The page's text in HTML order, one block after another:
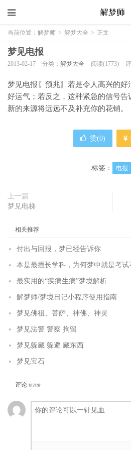
当前位置： 解梦师 > 解梦大全 > 正文
梦见电报
2013-02-17 分类： 解梦大全 阅读(1773)
梦见电报〖预兆〗若是令人高兴的
好运气；若反之，这种紧急的信号告
新的来源将远远不及补充你的花销。
赞(0)
标签： 电报
上一篇
梦见电梯
相关推荐
付出与回报，梦已经告诉你
本是最擅长学科，为何梦中就是考试
最实用的“疾病生病”梦境解析
解梦师/梦境日记小程序使用指南
梦见佛祖、菩萨、神佛、神灵
梦见法警 警察 拘留
梦见躲藏 躲避 藏东西
梦见宝石
评论 抢沙发